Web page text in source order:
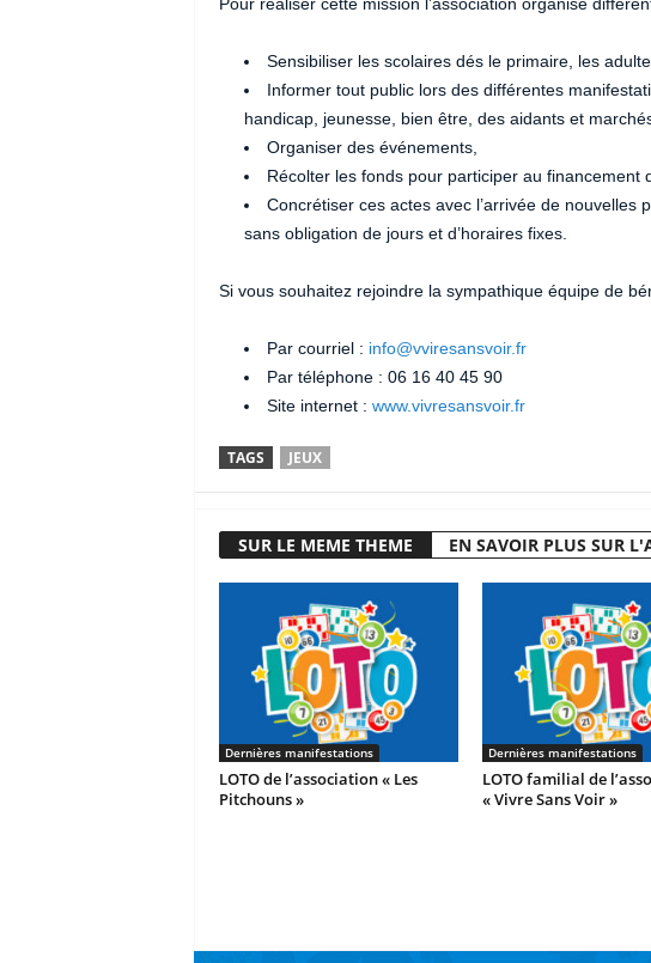
Sensibiliser les scolaires dés le primaire, les
Informer tout public lors des différentes
handicap, jeunesse, bien être, des aidants et
Organiser des événements,
Récolter les fonds pour participer au financement
Concrétiser ces actes avec l’arrivée de
sans obligation de jours et d’horaires fixes.
Si vous souhaitez rejoindre la sympathique équipe de
Par courriel : info@vviresansvoir.fr
Par téléphone : 06 16 40 45 90
Site internet : www.vivresansvoir.fr
TAGS JEUX
SUR LE MEME THEME EN SAVOIR PLUS SUR
Dernières manifestations
LOTO de l’association « Les
Pitchouns »
Dernières manifestations
LOTO familial de
« Vivre Sans Voir »